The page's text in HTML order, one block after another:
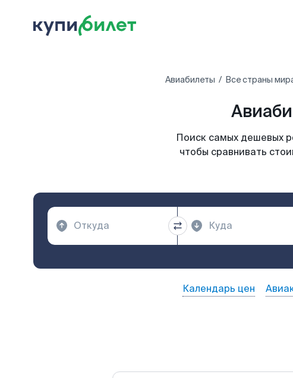
Авиабилеты Все страны
Поиск самых дешевых
чтобы сравнивать
Календарь цен